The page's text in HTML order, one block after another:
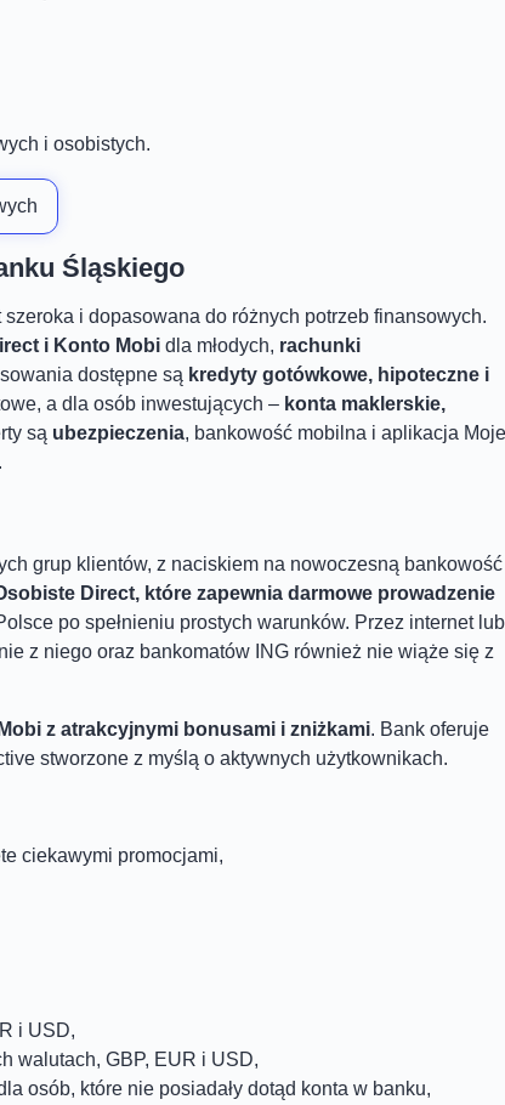
i osobistych.
Śląskiego
i dopasowana do różnych potrzeb finansowych.
i Konto Mobi dla młodych, rachunki
dostępne są kredyty gotówkowe, hipoteczne i
a dla osób inwestujących – konta maklerskie,
są ubezpieczenia, bankowość mobilna i aplikacja Moje
grup klientów, z naciskiem na nowoczesną bankowość
Direct, które zapewnia darmowe prowadzenie
po spełnieniu prostych warunków. Przez internet lub
z niego oraz bankomatów ING również nie wiąże się z
z atrakcyjnymi bonusami i zniżkami. Bank oferuje
stworzone z myślą o aktywnych użytkownikach.
ciekawymi promocjami,
i USD,
walutach, GBP, EUR i USD,
osób, które nie posiadały dotąd konta w banku,